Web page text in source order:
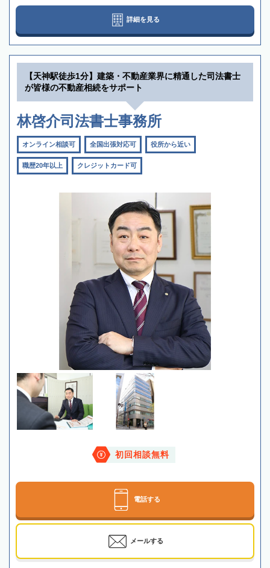
詳細を見る
【天神駅徒歩1分】建築・不動産業界に精通した司法書士
が皆様の不動産相続をサポート
林啓介司法書士事務所
オンライン相談可 全国出張対応可 役所から近い
職歴20年以上 クレジットカード可
初回相談無料
電話する
メールする